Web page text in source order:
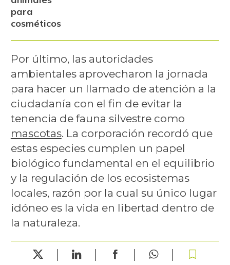
para
cosméticos
Por último, las autoridades
ambientales aprovecharon la jornada
para hacer un llamado de atención a la
ciudadanía con el fin de evitar la
tenencia de fauna silvestre como
mascotas. La corporación recordó que
estas especies cumplen un papel
biológico fundamental en el equilibrio
y la regulación de los ecosistemas
locales, razón por la cual su único lugar
idóneo es la vida en libertad dentro de
la naturaleza.